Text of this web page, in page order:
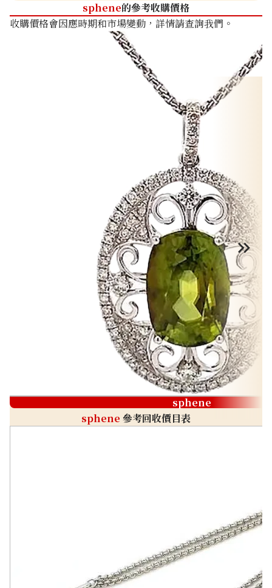
sphene的參考收購價格
收購價格會因應時期和市場變動，詳情請查詢我們。
sphene
sphene 參考回收價目表